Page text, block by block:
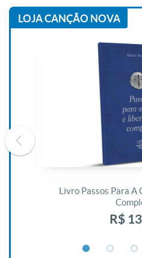
LOJA CANÇÃO NOVA
Livro Passos Para A
R$